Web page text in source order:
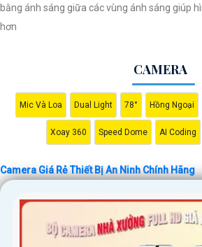
Nhớ kiểm tra kỹ thông số kỹ thuật cũng như
phẩm trước khi mua nhé để
bằng ánh sáng giữa các vùng ánh sáng giúp
hơn
CAMERA
Mic Và Loa Dual Light 78° Hồng Ngoại
Xoay 360 Speed Dome AI Coding
Camera Giá Rẻ Thiết Bị An Ninh Chính Hãng